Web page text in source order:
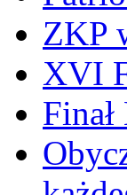
ZKP
XVI